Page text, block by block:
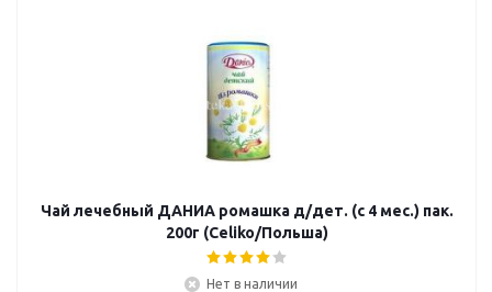
Чай лечебный ДАНИА ромашка д/дет. (с 4 мес.) пак.
200г (Celiko/Польша)
Нет в наличии